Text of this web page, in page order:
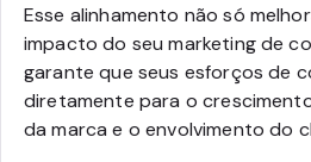
Esse alinhamento não só
impacto do seu marketing de
garante que seus esforços de
diretamente para o
da marca e o envolvimento do